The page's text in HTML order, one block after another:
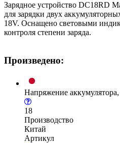
Зарядное устройство DC18RD
для зарядки двух
18V. Оснащено световыми
контроля степени заряда.
Произведено:
Напряжение
18
Производство
Китай
Артикул